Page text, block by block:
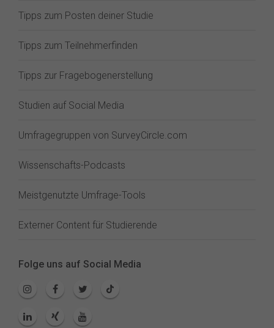
Tipps zum Posten deiner Studie
Tipps zum Teilnehmerfinden
Tipps zur Fragebogenerstellung
Studien auf Social Media
Umfragegruppen von SurveyCircle.com
Wissenschafts-Podcasts
Meistgenutzte Umfrage-Tools
Externer Content für Studierende
Folge uns auf Social Media